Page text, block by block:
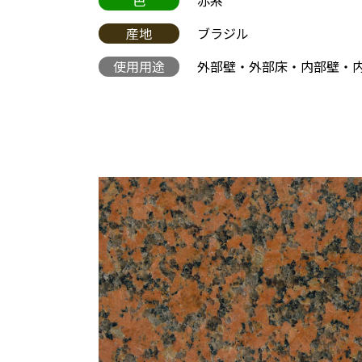
産地
ブラジル
使用用途
外部壁・外部床・内部壁・